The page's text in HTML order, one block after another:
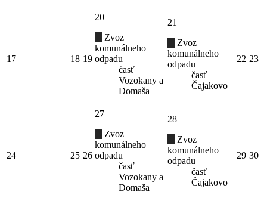
17 18 19
20
Zvoz
komunálneho
odpadu
časť
Vozokany a
Domaša
21
Zvoz
komunálneho
odpadu
časť
Čajakovo
22 23
24 25 26
27
Zvoz
komunálneho
odpadu
časť
Vozokany a
Domaša
28
Zvoz
komunálneho
odpadu
časť
Čajakovo
29 30